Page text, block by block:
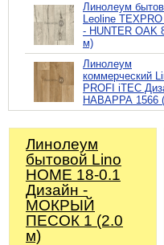
Линолеум
Leoline
- HUNTER OAK
м)
Линолеум
коммерческий
PROFI iTEC
НАВАРРА 1566
Линолеум
бытовой Lino
HOME 18-0.1
Дизайн -
МОКРЫЙ
ПЕСОК 1 (2.0
м)